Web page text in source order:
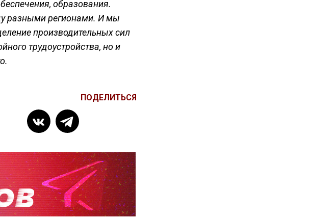
образования.
разными регионами. И мы
производительных сил
трудоустройства, но и
ПОДЕЛИТЬСЯ